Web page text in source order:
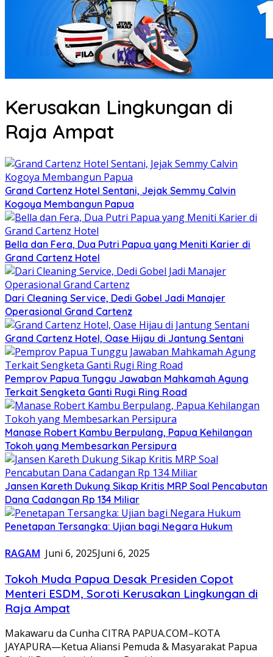
Kerusakan Lingkungan di
Raja Ampat
Grand Cartenz Hotel Sentani, Jejak Semmy Calvin
Kogoya Membangun Papua
Bella dan Fera, Dua Putri Papua yang Meniti Karier di
Grand Cartenz Hotel
Dari Cleaning Service, Dedi Gobel Jadi Manajer
Operasional Grand Cartenz
Grand Cartenz Hotel, Oase Hijau di Jantung Sentani
Pemprov Papua Tunggu Jawaban Mahkamah Agung
Terkait Sengketa Ganti Rugi Ring Road
Manase Robert Kambu Berpulang, Papua Kehilangan
Tokoh yang Membesarkan Persipura
Jansen Kareth Dukung Sikap Kritis MRP Soal Pencabutan
Dana Cadangan Rp 134 Miliar
Penetapan Tersangka: Ujian bagi Negara Hukum
RAGAM Juni 6, 2025Juni 6, 2025
Tokoh Muda Papua Desak Presiden Copot
Menteri ESDM, Soroti Kerusakan Lingkungan di
Raja Ampat
Makawaru da Cunha CITRA PAPUA.COM–KOTA
JAYAPURA—Ketua Aliansi Pemuda & Masyarakat Papua